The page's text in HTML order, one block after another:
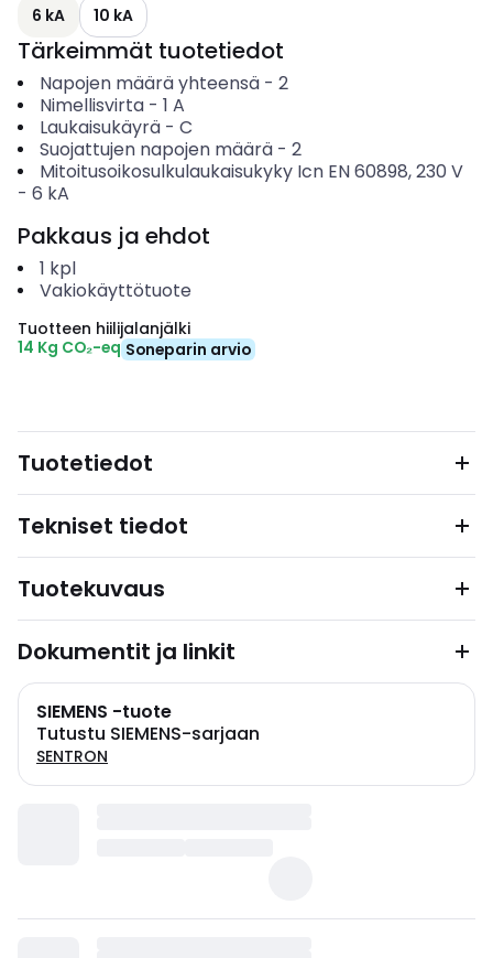
6 kA 10 kA
Tärkeimmät tuotetiedot
Napojen määrä yhteensä- 2
Nimellisvirta- 1 A
Laukaisukäyrä- C
Suojattujen napojen määrä- 2
Mitoitusoikosulkulaukaisukyky Icn EN 60898, 230 V
- 6 kA
Pakkaus ja ehdot
1 kpl
Vakiokäyttötuote
Tuotteen hiilijalanjälki
14 Kg CO₂-eq Soneparin arvio
Tuotetiedot
Tekniset tiedot
Tuotekuvaus
Dokumentit ja linkit
SIEMENS -tuote
Tutustu SIEMENS-sarjaan
SENTRON